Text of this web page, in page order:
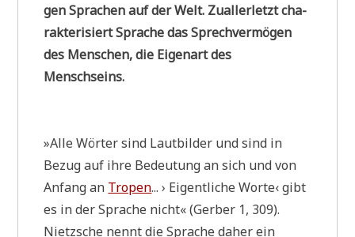
gen Spra­chen auf der Welt. Zual­ler­letzt cha­
rak­te­ri­siert Spra­che das Sprech­ver­mö­gen
des Men­schen, die Eigen­art des
Menschseins.
»Alle Wör­ter sind Laut­bil­der und sind in
Bezug auf ihre Bedeu­tung an sich und von
Anfang an Tro­pen... › Eigent­li­che Wor­te‹ gibt
es in der Spra­che nicht« (Ger­ber 1, 309).
Nietz­sche nennt die Spra­che daher ein